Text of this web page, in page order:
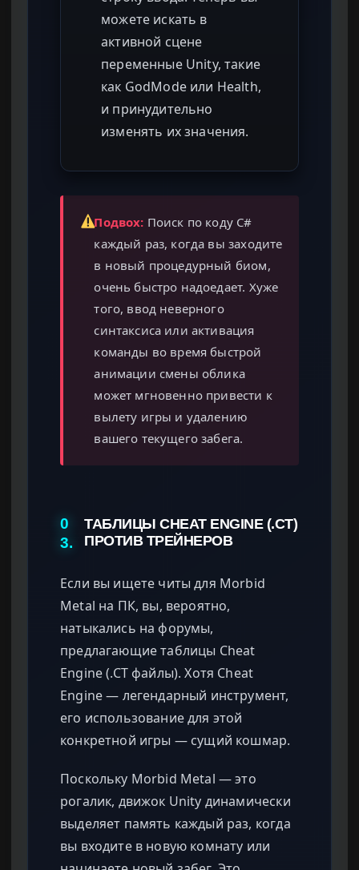
можете искать в
активной сцене
переменные Unity, такие
как GodMode или Health,
и принудительно
изменять их значения.
Подвох: Поиск по коду C#
каждый раз, когда вы заходите
в новый процедурный биом,
очень быстро надоедает. Хуже
того, ввод неверного
синтаксиса или активация
команды во время быстрой
анимации смены облика
может мгновенно привести к
вылету игры и удалению
вашего текущего забега.
0
3.
ТАБЛИЦЫ CHEAT ENGINE (.CT)
ПРОТИВ ТРЕЙНЕРОВ
Если вы ищете читы для Morbid
Metal на ПК, вы, вероятно,
натыкались на форумы,
предлагающие таблицы Cheat
Engine (.CT файлы). Хотя Cheat
Engine — легендарный инструмент,
его использование для этой
конкретной игры — сущий кошмар.
Поскольку Morbid Metal — это
рогалик, движок Unity динамически
выделяет память каждый раз, когда
вы входите в новую комнату или